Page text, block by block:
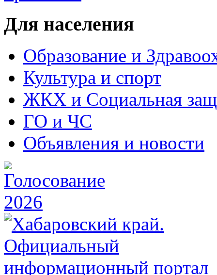
Для населения
Образование и
Культура и спорт
ЖКХ и Социальная
ГО и ЧС
Объявления и новости